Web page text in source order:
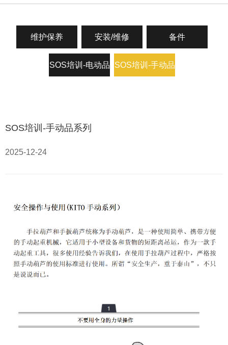
维护保养 安装/维修 备件
SOS培训-电动品 SOS培训-手动品
SOS培训-手动品系列
2025-12-24